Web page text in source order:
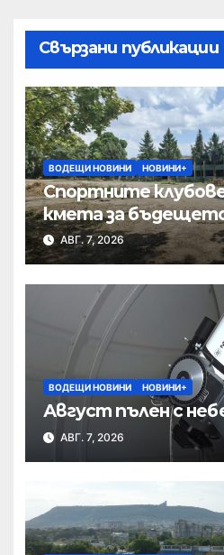
Свързани публикации
ВОДЕЩИ НОВИНИ НОВИНИ+
Спортните
кмета за
полк
АВГ. 7, 2026
ВОДЕЩИ НОВИНИ НОВИНИ+
Август пълен с
АВГ. 7, 2026